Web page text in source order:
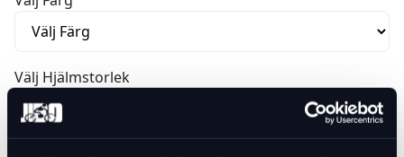
Välj Hjälmstorlek